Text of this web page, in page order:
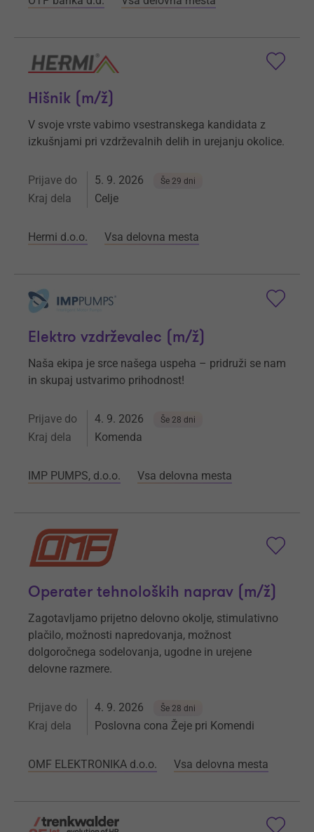
Hišnik (m/ž)
V svoje vrste vabimo vsestranskega kandidata z
izkušnjami pri vzdrževalnih delih in urejanju okolice.
Prijave do 5. 9. 2026 Še 29 dni
Kraj dela Celje
Hermi d.o.o. Vsa delovna mesta
Elektro vzdrževalec (m/ž)
Naša ekipa je srce našega uspeha – pridruži se nam
in skupaj ustvarimo prihodnost!
Prijave do 4. 9. 2026 Še 28 dni
Kraj dela Komenda
IMP PUMPS, d.o.o. Vsa delovna mesta
Operater tehnoloških naprav (m/ž)
Zagotavljamo prijetno delovno okolje, stimulativno
plačilo, možnosti napredovanja, možnost
dolgoročnega sodelovanja, ugodne in urejene
delovne razmere.
Prijave do 4. 9. 2026 Še 28 dni
Kraj dela Poslovna cona Žeje pri Komendi
OMF ELEKTRONIKA d.o.o. Vsa delovna mesta